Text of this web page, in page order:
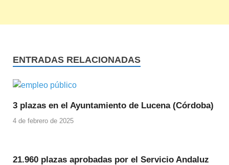
ENTRADAS RELACIONADAS
3 plazas en el Ayuntamiento de Lucena (Córdoba)
4 de febrero de 2025
21.960 plazas aprobadas por el Servicio Andaluz